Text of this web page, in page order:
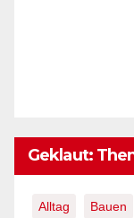
Geklaut:
Alltag Bauen